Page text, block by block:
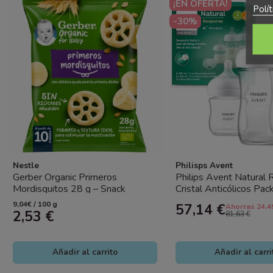
Nestle
Gerber Organic Primeros
Mordisquitos 28 g – Snack
Ecológico Desde 10 Meses
9,04€ / 100 g
2,53 €
Añadir al carrito
¡EN OFERTA!
-30%
Philisps Avent
Philips Avent Natural
Cristal Anticólicos
57,14 €Ahorras
81,63 €
Añadir al